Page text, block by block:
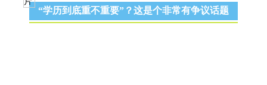
“学历到底重不重要”？这是个非常有争议话题